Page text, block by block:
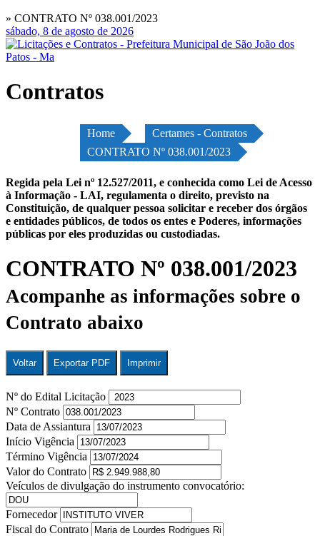
» CONTRATO Nº 038.001/2023
sábado, 8 de agosto de 2026
Contratos
Home
Certames - Contratos
CONTRATO Nº 038.001/2023
Regida pela Lei nº 12.527/2011, e conhecida como Lei de Acesso
à Informação - LAI, regulamenta o direito, previsto na
Constituição, de qualquer pessoa solicitar e receber dos órgãos
e entidades públicos, de todos os entes e Poderes, informações
públicas por eles produzidas ou custodiadas.
CONTRATO Nº 038.001/2023
Acompanhe as informações sobre o
Contrato abaixo
Voltar Exportar PDF Imprimir
Nº do Edital Licitação
Nº Contrato
Data de Assiantura
Início Vigência
Término Vigência
Valor do Contrato
Veículos de divulgação do instrumento convocatório:
Fornecedor
Fiscal do Contrato